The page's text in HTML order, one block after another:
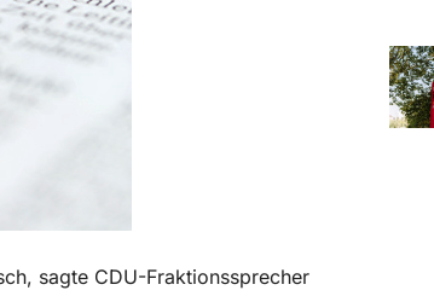
sagte CDU-Fraktionssprecher